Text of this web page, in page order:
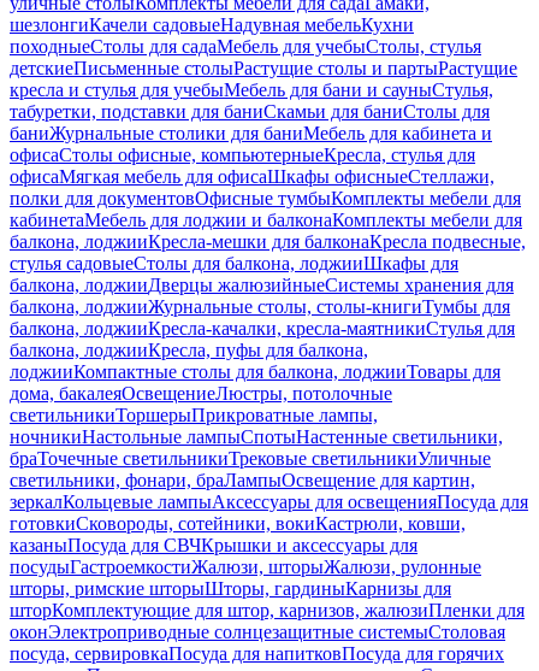
шезлонгиКачели садовыеНадувная мебельКухни
походныеСтолы для садаМебель для учебыСтолы, стулья
детскиеПисьменные столыРастущие столы и партыРастущие
кресла и стулья для учебыМебель для бани и сауныСтулья,
табуретки, подставки для баниСкамьи для баниСтолы для
баниЖурнальные столики для баниМебель для кабинета и
офисаСтолы офисные, компьютерныеКресла, стулья для
офисаМягкая мебель для офисаШкафы офисныеСтеллажи,
полки для документовОфисные тумбыКомплекты мебели для
кабинетаМебель для лоджии и балконаКомплекты мебели для
балкона, лоджииКресла-мешки для балконаКресла подвесные,
стулья садовыеСтолы для балкона, лоджииШкафы для
балкона, лоджииДверцы жалюзийныеСистемы хранения для
балкона, лоджииЖурнальные столы, столы-книгиТумбы для
балкона, лоджииКресла-качалки, кресла-маятникиСтулья для
балкона, лоджииКресла, пуфы для балкона,
лоджииКомпактные столы для балкона, лоджииТовары для
дома, бакалеяОсвещениеЛюстры, потолочные
светильникиТоршерыПрикроватные лампы,
ночникиНастольные лампыСпотыНастенные светильники,
браТочечные светильникиТрековые светильникиУличные
светильники, фонари, браЛампыОсвещение для картин,
зеркалКольцевые лампыАксессуары для освещенияПосуда для
готовкиСковороды, сотейники, вокиКастрюли, ковши,
казаныПосуда для СВЧКрышки и аксессуары для
посудыГастроемкостиЖалюзи, шторыЖалюзи, рулонные
шторы, римские шторыШторы, гардиныКарнизы для
шторКомплектующие для штор, карнизов, жалюзиПленки для
оконЭлектроприводные солнцезащитные системыСтоловая
посуда, сервировкаПосуда для напитковПосуда для горячих